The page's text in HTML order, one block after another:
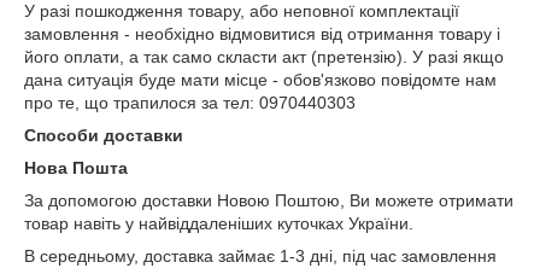
У разі пошкодження товару, або неповної комплектації
замовлення - необхідно відмовитися від отримання товару і
його оплати, а так само скласти акт (претензію). У разі якщо
дана ситуація буде мати місце - обов'язково повідомте нам
про те, що трапилося за тел: 0970440303
Способи доставки
Нова Пошта
За допомогою доставки Новою Поштою, Ви можете отримати
товар навіть у найвіддаленіших куточках України.
В середньому, доставка займає 1-3 дні, під час замовлення